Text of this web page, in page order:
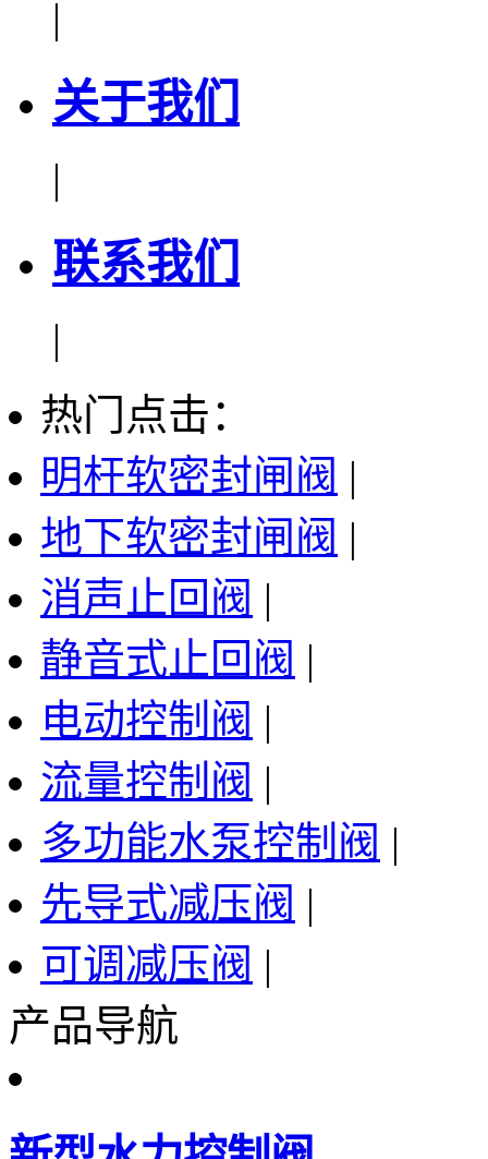
|
关于我们
|
联系我们
|
热门点击：
明杆软密封闸阀 |
地下软密封闸阀 |
消声止回阀 |
静音式止回阀 |
电动控制阀 |
流量控制阀 |
多功能水泵控制阀 |
先导式减压阀 |
可调减压阀 |
产品导航